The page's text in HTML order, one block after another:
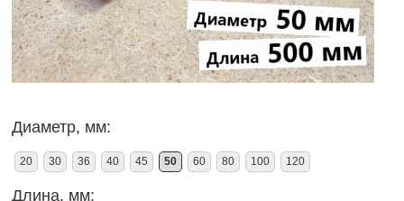
Диаметр, мм:
20 30 36 40 45 50 60 80 100 120
Длина, мм: